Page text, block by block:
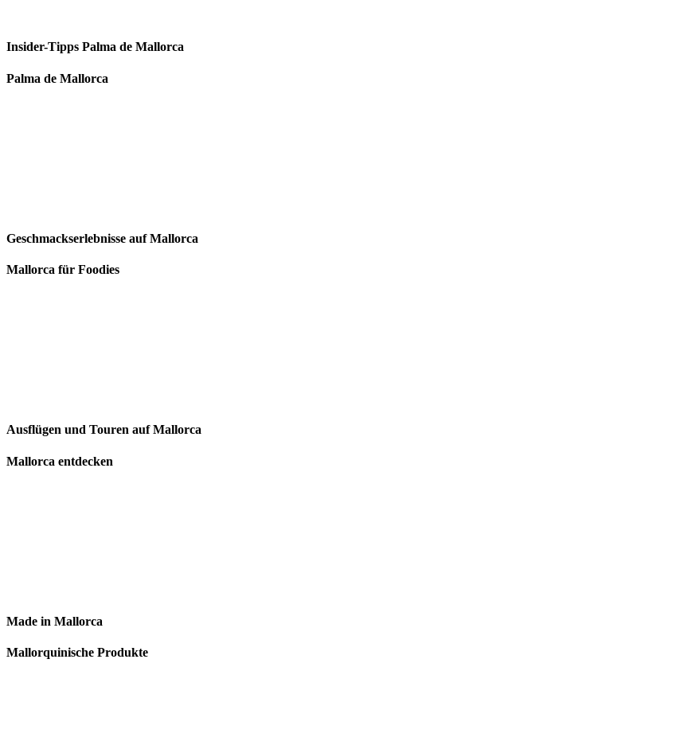
Insider-Tipps Palma de Mallorca
Palma de Mallorca
Geschmackserlebnisse auf Mallorca
Mallorca für Foodies
Ausflügen und Touren auf Mallorca
Mallorca entdecken
Made in Mallorca
Mallorquinische Produkte